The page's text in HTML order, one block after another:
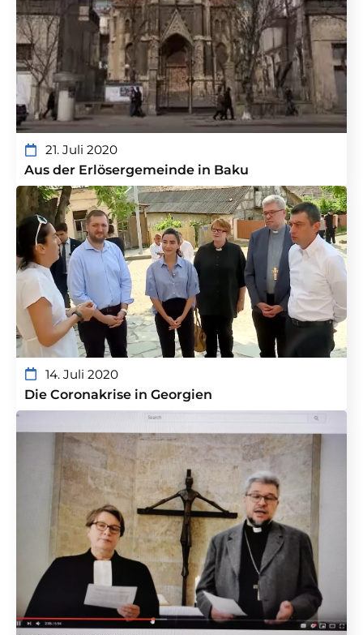
21. Juli 2020
Aus der Erlösergemeinde in Baku
14. Juli 2020
Die Coronakrise in Georgien